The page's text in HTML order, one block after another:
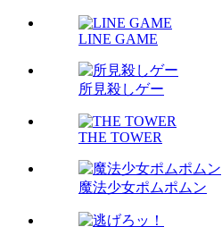
LINE GAME
所見殺しゲー
THE TOWER
魔法少女ポムポムン